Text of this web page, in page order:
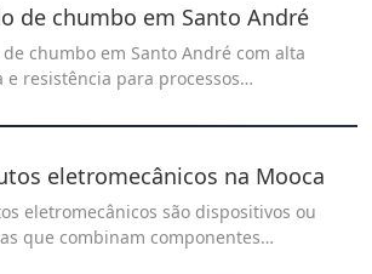
de chumbo em Santo André
chumbo em Santo André com alta
e resistência para processos
aplicações no nosso artigo completo!
eletromecânicos na Mooca
eletromecânicos são dispositivos ou
que combinam componentes